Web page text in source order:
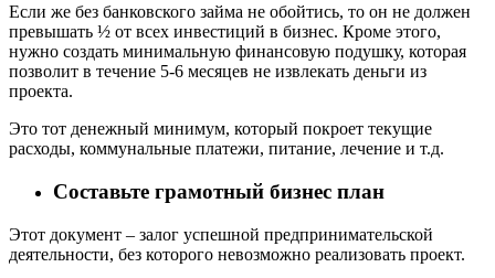
Если же без банковского займа не обойтись, то он не должен
превышать ½ от всех инвестиций в бизнес. Кроме этого,
нужно создать минимальную финансовую подушку, которая
позволит в течение 5-6 месяцев не извлекать деньги из
проекта.
Это тот денежный минимум, который покроет текущие
расходы, коммунальные платежи, питание, лечение и т.д.
Составьте грамотный бизнес план
Этот документ – залог успешной предпринимательской
деятельности, без которого невозможно реализовать проект.